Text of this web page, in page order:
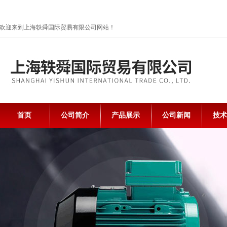
欢迎来到上海轶舜国际贸易有限公司网站！
首页 公司简介 产品展示 公司新闻 技